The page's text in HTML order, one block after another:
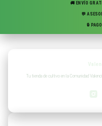
🚚 ENVÍO
💬
🔒
Tu tienda de cultivo en la Comunidad